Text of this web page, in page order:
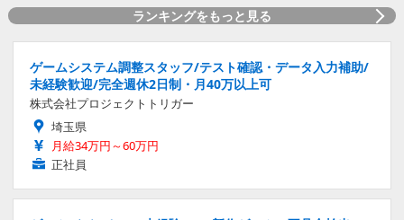
ランキングをもっと見る
ゲームシステム調整スタッフ/テスト確認・データ入力補助/
未経験歓迎/完全週休2日制・月40万以上可
株式会社プロジェクトトリガー
埼玉県
月給34万円～60万円
正社員